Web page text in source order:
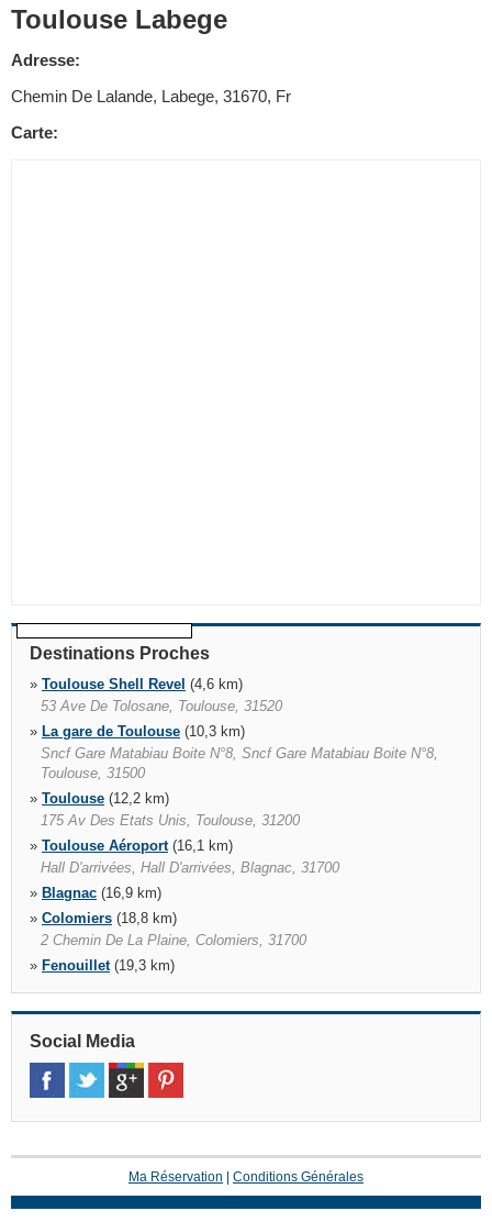
Toulouse Labege
Adresse:
Chemin De Lalande, Labege, 31670, Fr
Carte:
Destinations Proches
» Toulouse Shell Revel (4,6 km)
53 Ave De Tolosane, Toulouse, 31520
» La gare de Toulouse (10,3 km)
Sncf Gare Matabiau Boite N°8, Sncf Gare Matabiau Boite N°8,
Toulouse, 31500
» Toulouse (12,2 km)
175 Av Des Etats Unis, Toulouse, 31200
» Toulouse Aéroport(16,1 km)
Hall D'arrivées, Hall D'arrivées, Blagnac, 31700
» Blagnac (16,9 km)
» Colomiers (18,8 km)
2 Chemin De La Plaine, Colomiers, 31700
» Fenouillet(19,3 km)
»Saint Sulpice(27,9 km)
Sarl Garage Boffo, Saint Sulpice, 81370
»Castelnau D'estrétefonds
1 Avenue De L'europe, Castelnau D'estretefonds, 31620
»Pompignan(35,9 km)
Social Media
Ma Réservation Conditions Générales